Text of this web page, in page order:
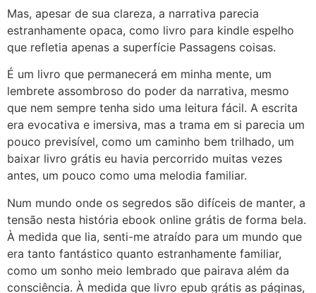
Mas, apesar de sua clareza, a narrativa parecia
estranhamente opaca, como livro para kindle espelho
que refletia apenas a superfície Passagens coisas.
É um livro que permanecerá em minha mente, um
lembrete assombroso do poder da narrativa, mesmo
que nem sempre tenha sido uma leitura fácil. A escrita
era evocativa e imersiva, mas a trama em si parecia um
pouco previsível, como um caminho bem trilhado, um
baixar livro grátis eu havia percorrido muitas vezes
antes, um pouco como uma melodia familiar.
Num mundo onde os segredos são difíceis de manter, a
tensão nesta história ebook online grátis de forma bela.
À medida que lia, senti-me atraído para um mundo que
era tanto fantástico quanto estranhamente familiar,
como um sonho meio lembrado que pairava além da
consciência. À medida que livro epub grátis as páginas,